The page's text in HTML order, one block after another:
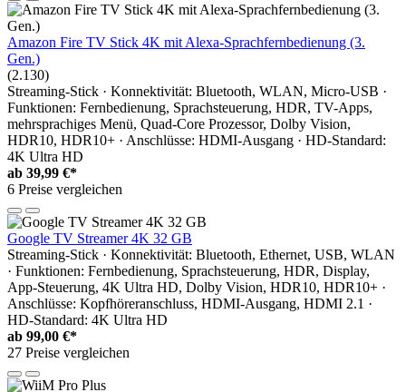
Amazon Fire TV Stick 4K mit Alexa-Sprachfernbedienung (3.
Gen.)
(2.130)
Streaming-Stick · Konnektivität: Bluetooth, WLAN, Micro-USB ·
Funktionen: Fernbedienung, Sprachsteuerung, HDR, TV-Apps,
mehrsprachiges Menü, Quad-Core Prozessor, Dolby Vision,
HDR10, HDR10+ · Anschlüsse: HDMI-Ausgang · HD-Standard:
4K Ultra HD
ab 39,99 €*
6 Preise vergleichen
Google TV Streamer 4K 32 GB
Streaming-Stick · Konnektivität: Bluetooth, Ethernet, USB, WLAN
· Funktionen: Fernbedienung, Sprachsteuerung, HDR, Display,
App-Steuerung, 4K Ultra HD, Dolby Vision, HDR10, HDR10+ ·
Anschlüsse: Kopfhöreranschluss, HDMI-Ausgang, HDMI 2.1 ·
HD-Standard: 4K Ultra HD
ab 99,00 €*
27 Preise vergleichen